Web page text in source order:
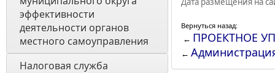
эффективности
деятельности органов
местного самоуправления
Налоговая служба
Вернуться назад:
← ПРОЕКТНОЕ
←